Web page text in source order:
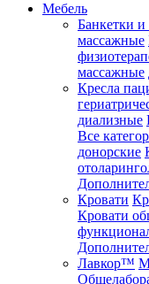
Мебель
Банкетки
массажные
массажные
Кресла
диализные
Все
донорские
Кровати
Кровати
Лавкор™